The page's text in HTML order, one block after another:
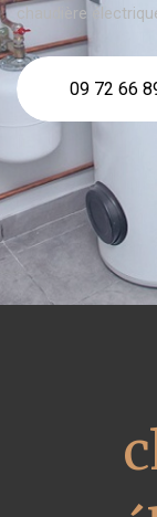
chaudière
09 72 66